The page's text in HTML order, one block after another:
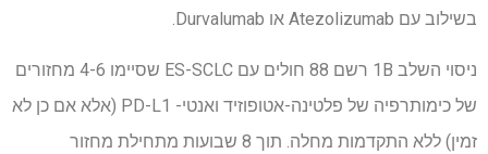
בשילוב עם Atezolizumab או Durvalumab.
ניסוי השלב 1B רשם 88 חולים עם
ES-SCLC שסיימו 4-6 מחזורים
של כימותרפיה של פלטינה-אטופוזיד ואנטי- PD-L1 (אלא אם כן לא
זמין) ללא התקדמות מחלה. תוך 8 שבועות מתחילת מחזור